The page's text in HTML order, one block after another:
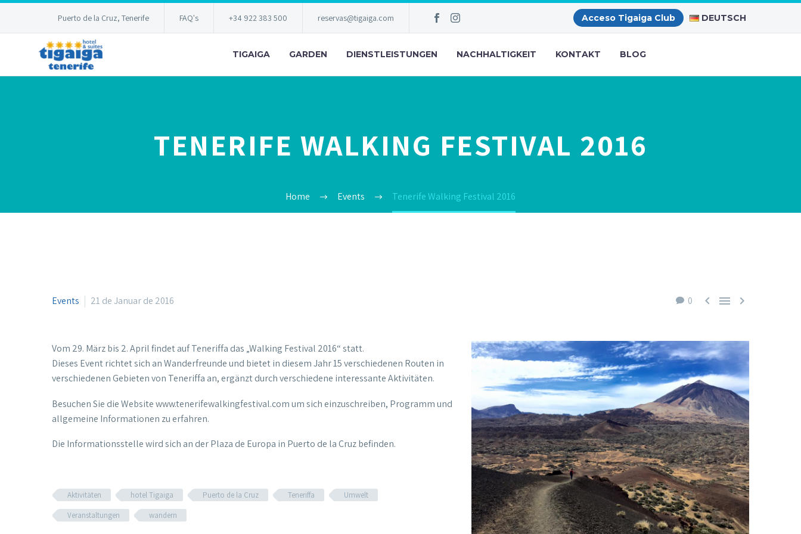
Puerto de la Cruz, Tenerife FAQ's +34 922 383 500 reservas@tigaiga.com Acceso Tigaiga Club DEUTSCH
TIGAIGA GARDEN DIENSTLEISTUNGEN NACHHALTIGKEIT KONTAKT BLOG
TENERIFE WALKING FESTIVAL 2016
Home Events Tenerife Walking Festival 2016
0   
Events 21 de Januar de 2016
Vom 29. März bis 2. April findet auf Teneriffa das „Walking Festival 2016“ statt.
Dieses Event richtet sich an Wanderfreunde und bietet in diesem Jahr 15 verschiedenen Routen in
verschiedenen Gebieten von Teneriffa an, ergänzt durch verschiedene interessante Aktivitäten.
Besuchen Sie die Website www.tenerifewalkingfestival.com um sich einzuschreiben, Programm und
allgemeine Informationen zu erfahren.
Die Informationsstelle wird sich an der Plaza de Europa in Puerto de la Cruz befinden.
Aktivitäten hotel Tigaiga Puerto de la Cruz Teneriffa
Umwelt
Veranstaltungen
wandern